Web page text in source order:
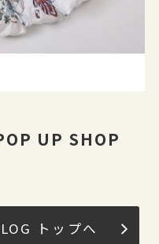
UP SHOP
トップへ